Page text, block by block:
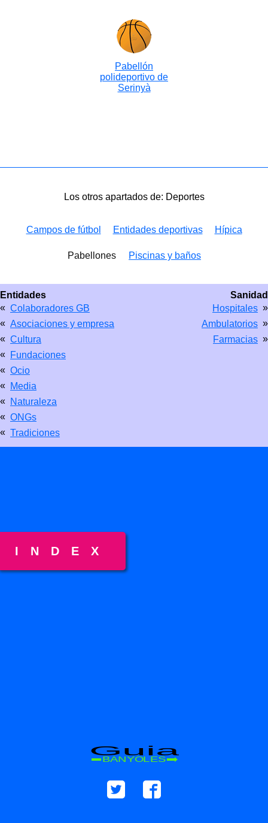
Pabellón
polideportivo de
Serinyà
Los otros apartados de: Deportes
Campos de fútbol Entidades deportivas Hípica
Pabellones Piscinas y baños
Sanidad
Hospitales »
Ambulatorios »
Farmacias »
Entidades
« Colaboradores GB
« Asociaciones y empresa
« Cultura
« Fundaciones
« Ocio
« Media
« Naturaleza
« ONGs
« Tradiciones
Guia
BANYOLES
INDEX